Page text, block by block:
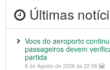
Últimas
Voos do aeroporto
passageiros devem
partida
8 de Agosto de 2026 às 22:56